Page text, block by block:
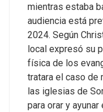
mientras estaba
audiencia está
2024. Según
local expresó su
física de los
tratara el caso de
las iglesias de
para orar y